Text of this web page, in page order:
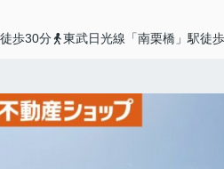
歩30分
東武日光線「南栗橋」駅徒